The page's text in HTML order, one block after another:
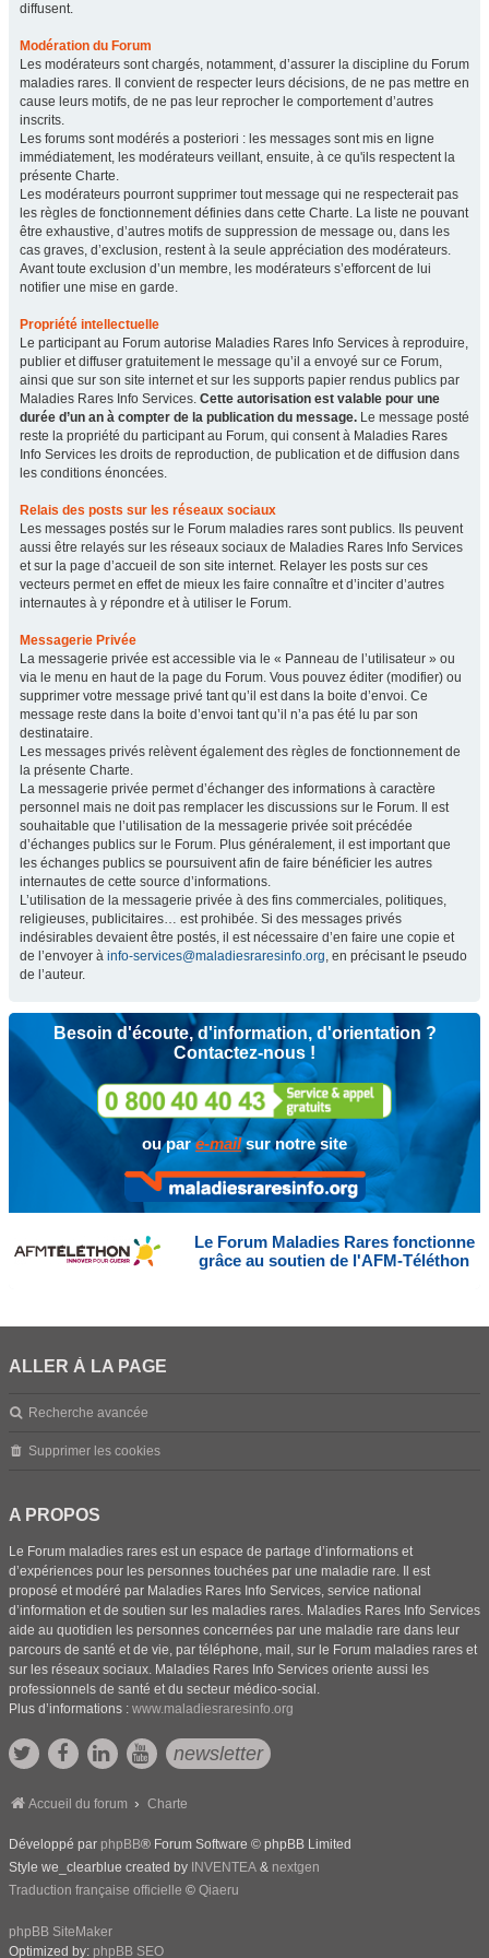
diffusent.
Modération du Forum
Les modérateurs sont chargés, notamment, d’assurer la discipline du Forum
maladies rares. Il convient de respecter leurs décisions, de ne pas mettre en
cause leurs motifs, de ne pas leur reprocher le comportement d’autres
inscrits.
Les forums sont modérés a posteriori : les messages sont mis en ligne
immédiatement, les modérateurs veillant, ensuite, à ce qu'ils respectent la
présente Charte.
Les modérateurs pourront supprimer tout message qui ne respecterait pas
les règles de fonctionnement définies dans cette Charte. La liste ne pouvant
être exhaustive, d’autres motifs de suppression de message ou, dans les
cas graves, d’exclusion, restent à la seule appréciation des modérateurs.
Avant toute exclusion d’un membre, les modérateurs s’efforcent de lui
notifier une mise en garde.
Propriété intellectuelle
Le participant au Forum autorise Maladies Rares Info Services à reproduire,
publier et diffuser gratuitement le message qu’il a envoyé sur ce Forum,
ainsi que sur son site internet et sur les supports papier rendus publics par
Maladies Rares Info Services. Cette autorisation est valable pour une
durée d’un an à compter de la publication du message. Le message posté
reste la propriété du participant au Forum, qui consent à Maladies Rares
Info Services les droits de reproduction, de publication et de diffusion dans
les conditions énoncées.
Relais des posts sur les réseaux sociaux
Les messages postés sur le Forum maladies rares sont publics. Ils peuvent
aussi être relayés sur les réseaux sociaux de Maladies Rares Info Services
et sur la page d’accueil de son site internet. Relayer les posts sur ces
vecteurs permet en effet de mieux les faire connaître et d’inciter d’autres
internautes à y répondre et à utiliser le Forum.
Messagerie Privée
La messagerie privée est accessible via le « Panneau de l’utilisateur » ou
via le menu en haut de la page du Forum. Vous pouvez éditer (modifier) ou
supprimer votre message privé tant qu’il est dans la boite d’envoi. Ce
message reste dans la boite d’envoi tant qu’il n’a pas été lu par son
destinataire.
Les messages privés relèvent également des règles de fonctionnement de
la présente Charte.
La messagerie privée permet d’échanger des informations à caractère
personnel mais ne doit pas remplacer les discussions sur le Forum. Il est
souhaitable que l’utilisation de la messagerie privée soit précédée
d’échanges publics sur le Forum. Plus généralement, il est important que
les échanges publics se poursuivent afin de faire bénéficier les autres
internautes de cette source d’informations.
L’utilisation de la messagerie privée à des fins commerciales, politiques,
religieuses, publicitaires… est prohibée. Si des messages privés
indésirables devaient être postés, il est nécessaire d’en faire une copie et
de l’envoyer à info-services@maladiesraresinfo.org, en précisant le pseudo
de l’auteur.
Besoin d'écoute, d'information, d'orientation ?
Contactez-nous !
ou pare-mailsur notre site
Le Forum Maladies Rares fonctionne
grâce au soutien de l'AFM-Téléthon
ALLER À LA PAGE
Recherche avancée
Supprimer les cookies
A PROPOS
Le Forum maladies rares est un espace de partage d’informations et
d’expériences pour les personnes touchées par une maladie rare. Il est
proposé et modéré par Maladies Rares Info Services, service national
d’information et de soutien sur les maladies rares. Maladies Rares Info Services
aide au quotidien les personnes concernées par une maladie rare dans leur
parcours de santé et de vie, par téléphone, mail, sur le Forum maladies rares et
sur les réseaux sociaux. Maladies Rares Info Services oriente aussi les
professionnels de santé et du secteur médico-social.
Plus d’informations : www.maladiesraresinfo.org
newsletter
Accueil du forum Charte
Développé par phpBB® Forum Software © phpBB Limited
Style we_clearblue created by INVENTEA & nextgen
Traduction française officielle © Qiaeru
phpBB SiteMaker
Optimized by: phpBB SEO